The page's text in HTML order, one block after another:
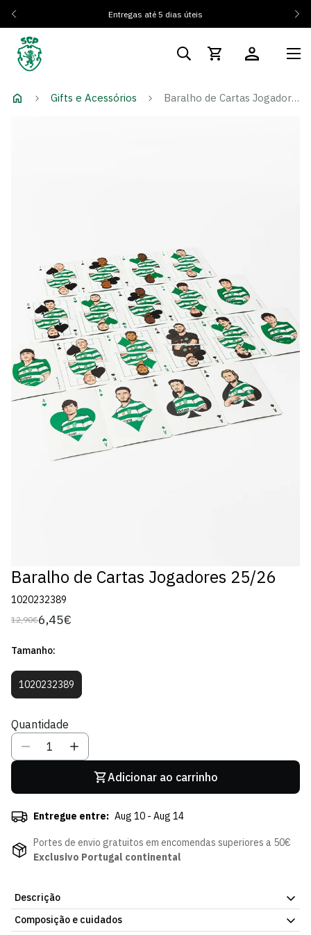
Entregas até 5 dias úteis
Gifts e Acessórios Baralho de Cartas Jogadores 25/26
Baralho de Cartas Jogadores 25/26
1020232389
Preço
12,90€
Preço
venda
6,45€
Tamanho:
1020232389
Variante
Esgotada
Indisponível
Quantidade
Adicionar ao carrinho
Entregue entre: Aug 10 - Aug 14
Portes de envio gratuitos em encomendas superiores a 50€
Exclusivo Portugal continental
Descrição
O Baralho de Cartas Jogadores 25/26 do Sporting Clube de
Composição e cuidados